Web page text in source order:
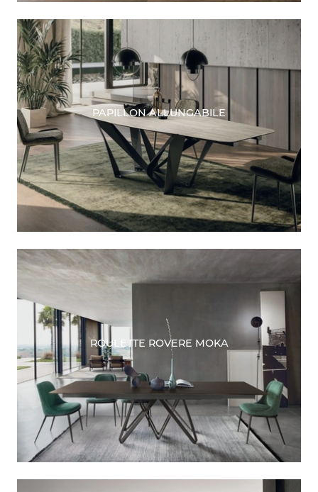
PAPILLON ALLUNGABILE
ROULETTE ROVERE MOKA